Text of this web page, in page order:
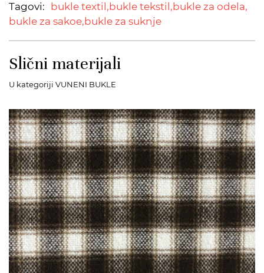
Tagovi: bukle textil,bukle tekstil,bukle za odela,
bukle za sakoe,bukle za suknje
Slični materijali
U kategoriji VUNENI BUKLE